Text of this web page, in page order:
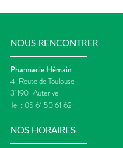
NOUS RENCONTRER
Pharmacie Hémain
4, Route de Toulouse
31190 Auterive
Tel : 05 61 50 61 62
NOS HORAIRES